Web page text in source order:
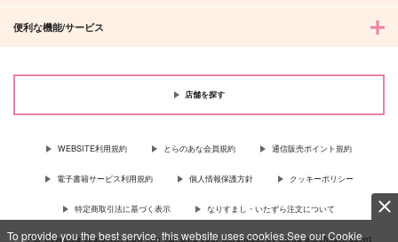
To provide you the best service, this website uses cookies.See our Cookie
便利な機能/サービス
店舗を探す
WEBSITE利用規約 とらのあな会員規約 通信販売ポイント規約
電子書籍サービス利用規約 個人情報保護方針 クッキーポリシー
特定商取引法に基づく表示 なりすまし・いたずら注文について
For Overseas customer, now you can ship your purchases by using purchases agent